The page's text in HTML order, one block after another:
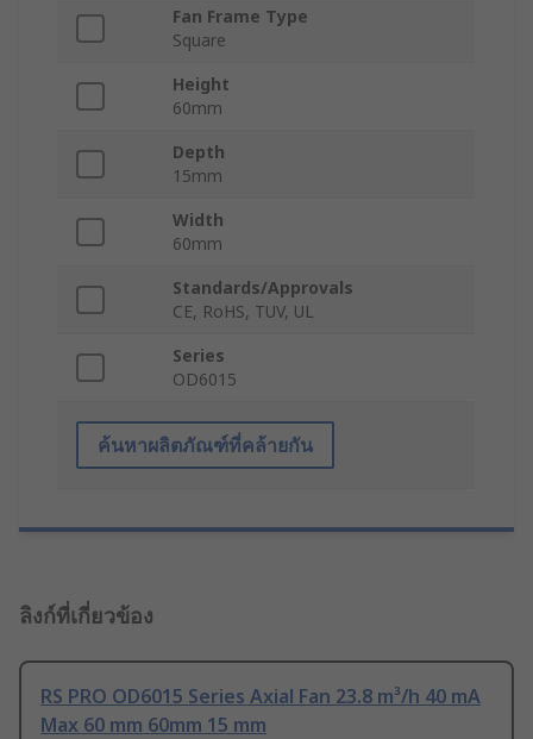
Fan Frame Type
Square
Height
60mm
Depth
15mm
Width
60mm
Standards/Approvals
CE, RoHS, TUV, UL
Series
OD6015
ค้นหาผลิตภัณฑ์ที่คล้ายกัน
ลิงก์ที่เกี่ยวข้อง
RS PRO OD6015 Series Axial Fan 23.8 m³/h 40 mA
Max 60 mm 60mm 15 mm